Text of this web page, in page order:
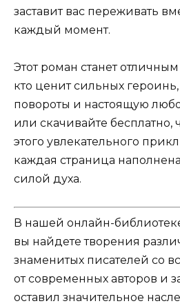
заставит вас переживать
каждый момент.
Этот роман станет
кто ценит сильных
повороты и настоящую
или скачивайте бесплатно,
этого увлекательного
каждая страница
силой духа.
В нашей онлайн-
вы найдете творения
знаменитых писателей со
от современных авторов и
оставил значительное